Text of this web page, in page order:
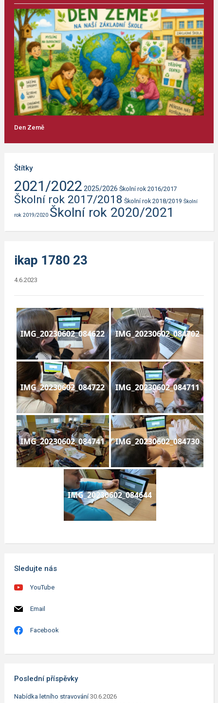
Den Země
Štítky
2021/2022 2025/2026 Školní rok 2016/2017
Školní rok 2017/2018 Školní rok 2018/2019 Školní
rok 2019/2020 Školní rok 2020/2021
ikap 1780 23
4.6.2023
IMG_20230602_084622 IMG_20230602_084702
IMG_20230602_084722 IMG_20230602_084711
IMG_20230602_084741 IMG_20230602_084730
IMG_20230602_084644
Sledujte nás
YouTube
Email
Facebook
Poslední příspěvky
Nabídka letního stravování 30.6.2026